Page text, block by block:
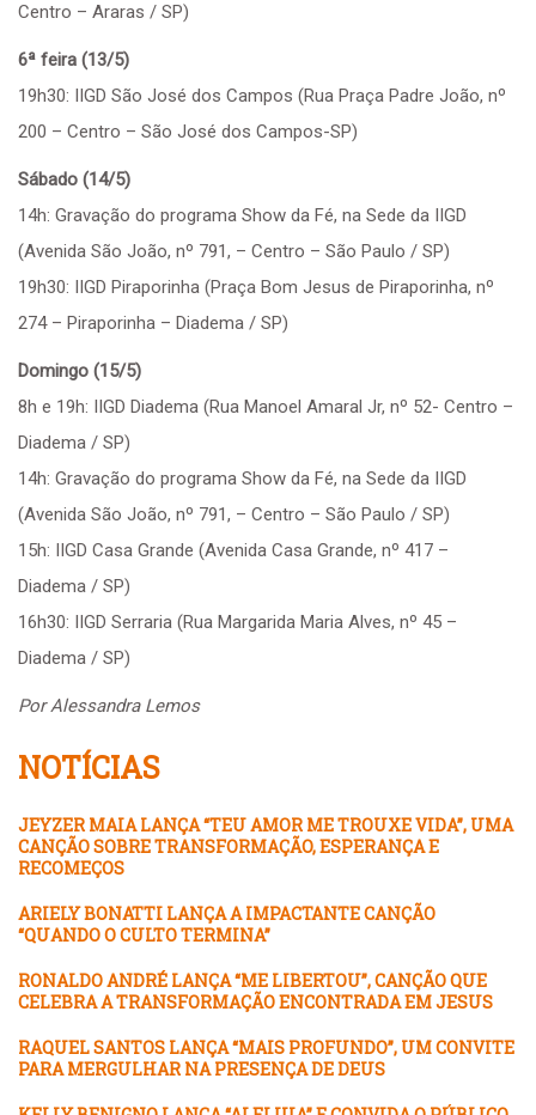
Centro – Araras / SP)
6ª feira (13/5)
19h30: IIGD São José dos Campos (Rua Praça Padre João, nº
200 – Centro – São José dos Campos-SP)
Sábado (14/5)
14h: Gravação do programa Show da Fé, na Sede da IIGD
(Avenida São João, nº 791, – Centro – São Paulo / SP)
19h30: IIGD Piraporinha (Praça Bom Jesus de Piraporinha, nº
274 – Piraporinha – Diadema / SP)
Domingo (15/5)
8h e 19h: IIGD Diadema (Rua Manoel Amaral Jr, nº 52- Centro –
Diadema / SP)
14h: Gravação do programa Show da Fé, na Sede da IIGD
(Avenida São João, nº 791, – Centro – São Paulo / SP)
15h: IIGD Casa Grande (Avenida Casa Grande, nº 417 –
Diadema / SP)
16h30: IIGD Serraria (Rua Margarida Maria Alves, nº 45 –
Diadema / SP)
Por Alessandra Lemos
NOTÍCIAS
JEYZER MAIA LANÇA “TEU AMOR ME TROUXE VIDA”, UMA
CANÇÃO SOBRE TRANSFORMAÇÃO, ESPERANÇA E
RECOMEÇOS
ARIELY BONATTI LANÇA A IMPACTANTE CANÇÃO
“QUANDO O CULTO TERMINA”
RONALDO ANDRÉ LANÇA “ME LIBERTOU”, CANÇÃO QUE
CELEBRA A TRANSFORMAÇÃO ENCONTRADA EM JESUS
RAQUEL SANTOS LANÇA “MAIS PROFUNDO”, UM CONVITE
PARA MERGULHAR NA PRESENÇA DE DEUS